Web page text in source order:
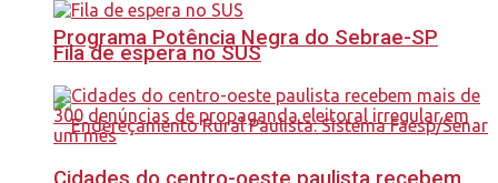
Programa Potência Negra do Sebrae-SP
Fila de espera no SUS